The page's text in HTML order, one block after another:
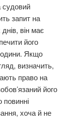
судовий
запит на
він має
його
Якщо
визначить,
право на
його
хоча й не